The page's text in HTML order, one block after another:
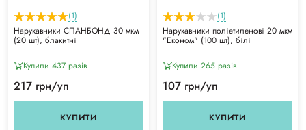
(1)
Нарукавники СПАНБОНД 30 мкм
(20 шт), блакитні
Купили 437 разiв
217 грн/уп
КУПИТИ
(1)
Нарукавники поліетиленові 20 мкм
"Економ" (100 шт), білі
Купили 265 разiв
107 грн/уп
КУПИТИ